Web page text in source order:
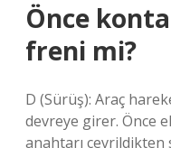
Önce
freni mi?
D (Sürüş): Araç
devreye girer. Önce
anahtarı